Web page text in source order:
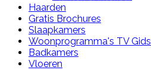
Haarden
Gratis Brochures
Slaapkamers
Woonprogramma's TV Gids
Badkamers
Vloeren